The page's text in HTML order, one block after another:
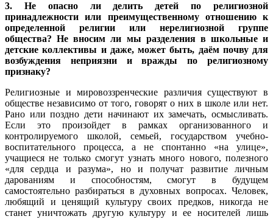
3. Не опасно ли делить детей по религиозной
принадлежности или преимущественному отношению к
определенной религии или нерелигиозной группе
общества? Не вносим ли мы разделения в школьные и
детские коллективы и даже, может быть, даём почву для
возбуждения неприязни и вражды по религиозному
признаку?
Религиозные и мировоззренческие различия существуют в
обществе независимо от того, говорят о них в школе или нет.
Рано или поздно дети начинают их замечать, осмысливать.
Если это произойдет в рамках организованного и
контролируемого школой, семьей, государством учебно-
воспитательного процесса, а не спонтанно «на улице»,
учащиеся не только смогут узнать много нового, полезного
«для сердца и разума», но и получат развитие личным
дарованиям и способностям, смогут в будущем
самостоятельно разбираться в духовных вопросах. Человек,
любящий и ценящий культуру своих предков, никогда не
станет уничтожать другую культуру и ее носителей лишь